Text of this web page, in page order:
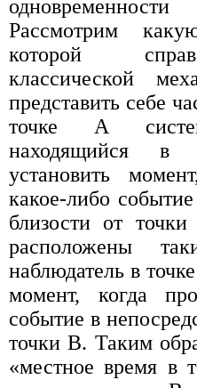
Рассмотрим
которой
классической
представить себе
точке А
находящийся
установить
какое-либо
близости от
расположены
наблюдатель в
момент, когда
событие в
точки В. Таким
«местное время в